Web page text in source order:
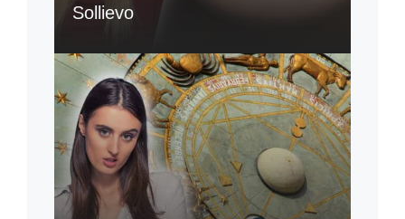
Sollievo